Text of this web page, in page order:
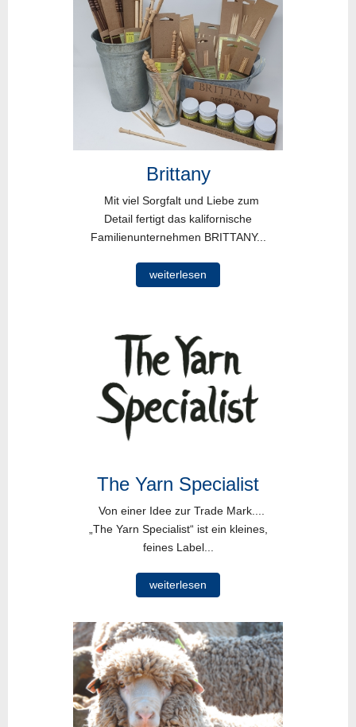
Brittany
Mit viel Sorgfalt und Liebe zum
Detail fertigt das kalifornische
Familienunternehmen BRITTANY...
weiterlesen
The Yarn Specialist
Von einer Idee zur Trade Mark....
„The Yarn Specialist“ ist ein kleines,
feines Label...
weiterlesen